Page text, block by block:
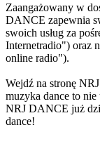
Zaangażowany w
DANCE zapewnia
swoich usług za
Internetradio") oraz
online radio").
Wejdź na stronę
muzyka dance to
NRJ DANCE już
dance!